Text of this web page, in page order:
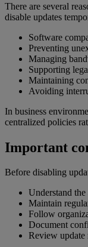
There are several
disable updates
Software
Preventing
Managing
Supporting
Maintaining
Avoiding
In business
centralized policies
Important
Before disabling
Understand
Maintain
Follow
Document
Review update